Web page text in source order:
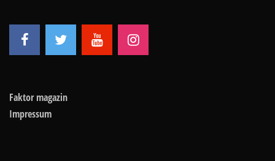
Faktor magazin
Impressum